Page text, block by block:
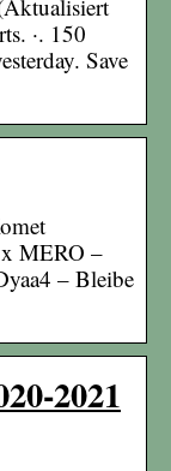
·. 150
Save
MERO –
– Bleibe
2021